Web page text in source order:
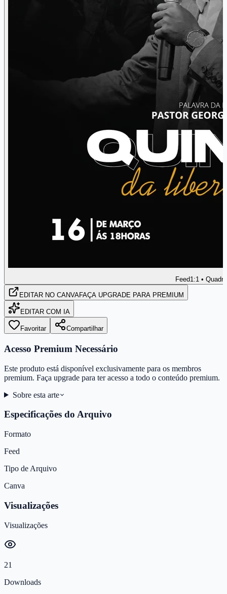
Feed1:1 •
EDITAR NO CANVAFAÇA UPGRADE PARA PREMIUM
EDITAR COM IA
Favoritar Compartilhar
Acesso Premium Necessário
Este produto está disponível exclusivamente para os membros
premium. Faça upgrade para ter acesso a todo o conteúdo premium.
Sobre esta arte
Especificações do Arquivo
Formato
Feed
Tipo de Arquivo
Canva
Visualizações
Visualizações
21
Downloads